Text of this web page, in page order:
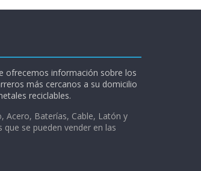
ofrecemos información sobre los
más cercanos a su domicilio
reciclables.
Acero, Baterías, Cable, Latón y
se pueden vender en las